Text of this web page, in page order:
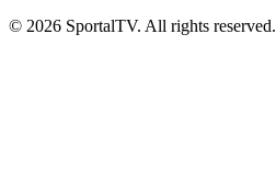
© 2026 SportalTV. All rights reserved.